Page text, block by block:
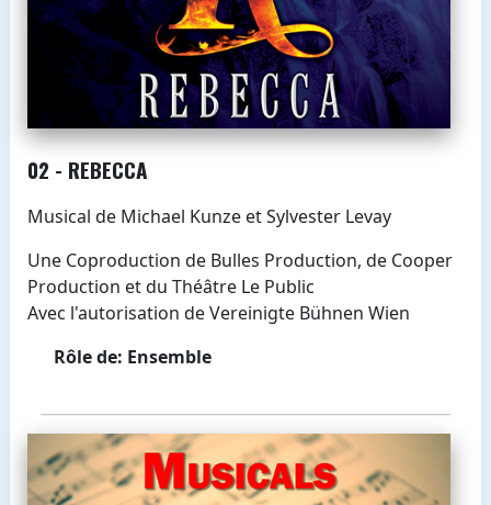
02 - REBECCA
Musical de Michael Kunze et Sylvester Levay
Une Coproduction de Bulles Production, de Cooper
Production et du Théâtre Le Public
Avec l'autorisation de Vereinigte Bühnen Wien
Rôle de: Ensemble